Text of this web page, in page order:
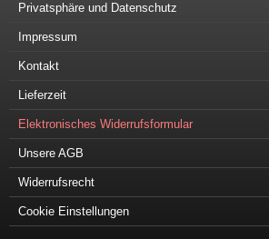
Privatsphäre und Datenschutz
Impressum
Kontakt
Lieferzeit
Elektronisches Widerrufsformular
Unsere AGB
Widerrufsrecht
Cookie Einstellungen